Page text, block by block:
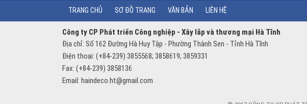
TRANG CHỦ SƠ ĐỒ TRANG VĂN BẢN LIÊN HỆ
Công ty CP Phát triển Công nghiệp - Xây lắp và thương mại Hà Tĩnh
Địa chỉ: Số 162 Đường Hà Huy Tập - Phường Thành Sen - Tỉnh Hà Tĩnh
Điện thoại: (+84-239) 3855568; 3858619; 3859331
Fax: (+84-239) 3858136
Email: haindeco.ht@gmail.com